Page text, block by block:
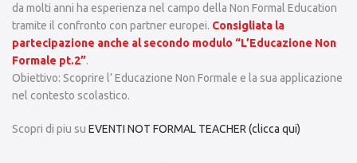
da molti anni ha esperienza nel campo della Non Formal Education
tramite il confronto con partner europei. Consigliata la
partecipazione anche al secondo modulo “L’Educazione Non
Formale pt.2”.
Obiettivo: Scoprire l’ Educazione Non Formale e la sua applicazione
nel contesto scolastico.
Scopri di piu su EVENTI NOT FORMAL TEACHER (clicca qui)